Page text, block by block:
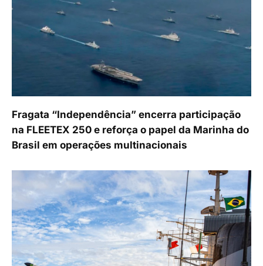
Fragata “Independência” encerra participação
na FLEETEX 250 e reforça o papel da Marinha do
Brasil em operações multinacionais